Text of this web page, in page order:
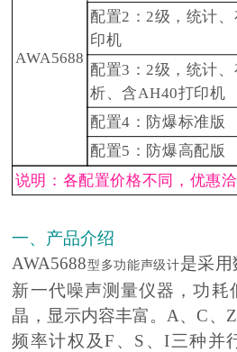
AWA5688
配置2：2级，统计
印机
配置3：2级，统计
析、含AH40打印机
配置4：防爆标准版
配置5：防爆高配版
说明：各配置价格不同，优惠
一、产品介绍
AWA5688型多功能声级计是采
新一代噪声测量仪器，功耗
晶，显示内容丰富。A、C、
频率计权及F、S、I三种并